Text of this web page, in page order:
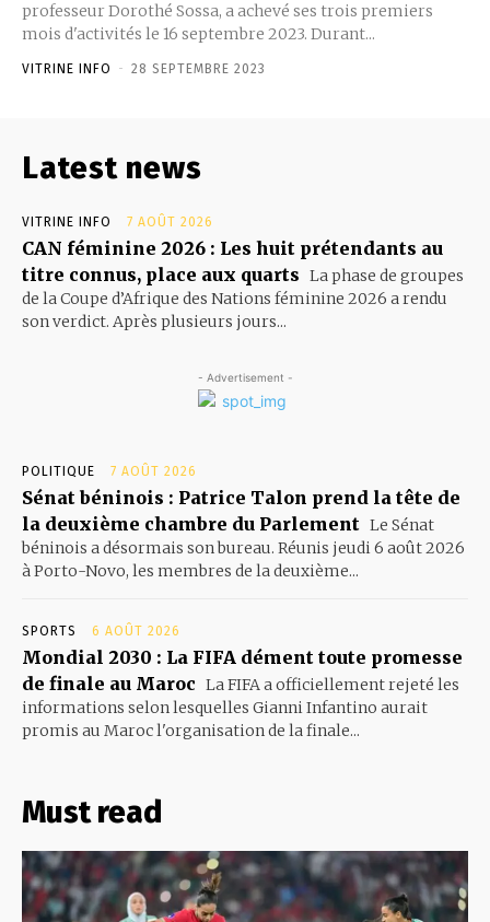
professeur Dorothé Sossa, a achevé ses trois premiers
mois d'activités le 16 septembre 2023. Durant...
VITRINE INFO - 28 SEPTEMBRE 2023
Latest news
VITRINE INFO 7 AOÛT 2026
CAN féminine 2026 : Les huit prétendants au
titre connus, place aux quarts La phase de groupes
de la Coupe d’Afrique des Nations féminine 2026 a rendu
son verdict. Après plusieurs jours...
- Advertisement -
POLITIQUE 7 AOÛT 2026
Sénat béninois : Patrice Talon prend la tête de
la deuxième chambre du Parlement Le Sénat
béninois a désormais son bureau. Réunis jeudi 6 août 2026
à Porto-Novo, les membres de la deuxième...
SPORTS 6 AOÛT 2026
Mondial 2030 : La FIFA dément toute promesse
de finale au Maroc La FIFA a officiellement rejeté les
informations selon lesquelles Gianni Infantino aurait
promis au Maroc l'organisation de la finale...
Must read